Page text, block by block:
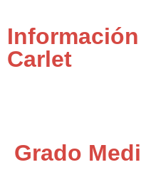
Carlet
Grado